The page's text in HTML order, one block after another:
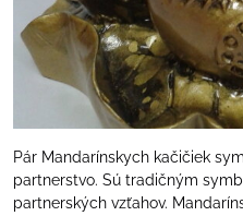
Pár Mandarínskych kačičiek
partnerstvo. Sú tradičným
partnerských vzťahov.